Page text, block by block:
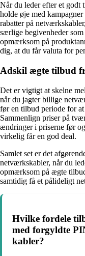
Når du leder efter et godt
holde øje med
rabatter på
særlige begivenheder
opmærksom på
dig, at du får valuta for
Adskil ægte tilbud
Det er vigtigt at skelne
når du jagter billige
før en tilbud periode for
Sammenlign priser på
ændringer i priserne før
virkelig får en god deal.
Samlet set er det
netværkskabler, når du
opmærksom på ægte
samtidig få et pålideligt
Hvilke fordele
med forgyldte
kabler?